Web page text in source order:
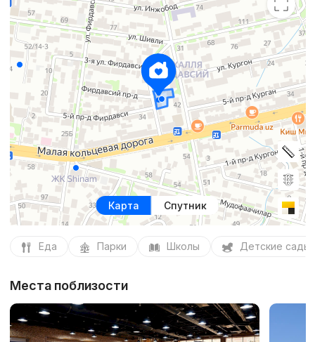
Карта Спутник
Еда Парки Школы Детские сады
Места поблизости